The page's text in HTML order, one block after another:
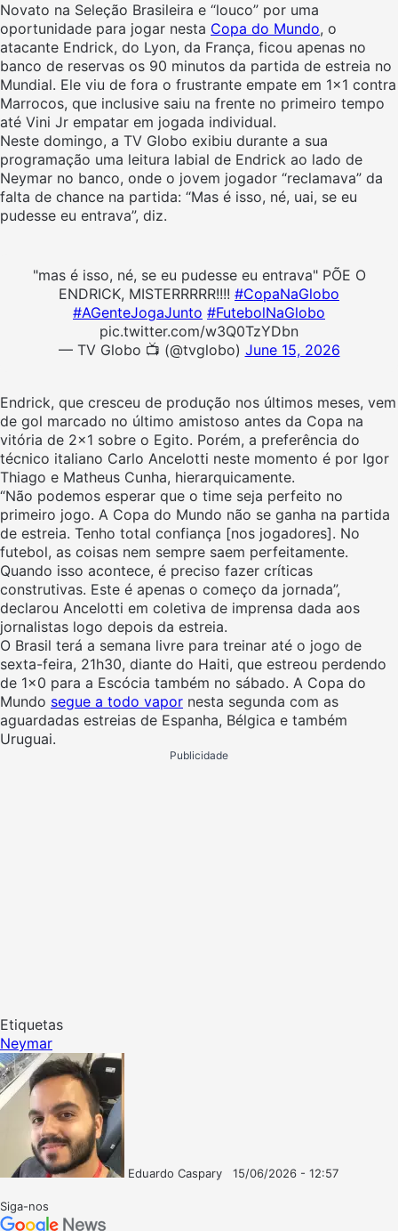
Novato na Seleção Brasileira e “louco” por uma
oportunidade para jogar nesta Copa do Mundo, o
atacante Endrick, do Lyon, da França, ficou apenas no
banco de reservas os 90 minutos da partida de estreia no
Mundial. Ele viu de fora o frustrante empate em 1×1 contra
Marrocos, que inclusive saiu na frente no primeiro tempo
até Vini Jr empatar em jogada individual.
Neste domingo, a TV Globo exibiu durante a sua
programação uma leitura labial de Endrick ao lado de
Neymar no banco, onde o jovem jogador “reclamava” da
falta de chance na partida: “Mas é isso, né, uai, se eu
pudesse eu entrava”, diz.
"mas é isso, né, se eu pudesse eu entrava" PÕE O
ENDRICK, MISTERRRRR!!!! #CopaNaGlobo
#AGenteJogaJunto #FutebolNaGlobo
pic.twitter.com/w3Q0TzYDbn
— TV Globo 📺 (@tvglobo) June 15, 2026
Endrick, que cresceu de produção nos últimos meses, vem
de gol marcado no último amistoso antes da Copa na
vitória de 2×1 sobre o Egito. Porém, a preferência do
técnico italiano Carlo Ancelotti neste momento é por Igor
Thiago e Matheus Cunha, hierarquicamente.
“Não podemos esperar que o time seja perfeito no
primeiro jogo. A Copa do Mundo não se ganha na partida
de estreia. Tenho total confiança [nos jogadores]. No
futebol, as coisas nem sempre saem perfeitamente.
Quando isso acontece, é preciso fazer críticas
construtivas. Este é apenas o começo da jornada”,
declarou Ancelotti em coletiva de imprensa dada aos
jornalistas logo depois da estreia.
O Brasil terá a semana livre para treinar até o jogo de
sexta-feira, 21h30, diante do Haiti, que estreou perdendo
de 1×0 para a Escócia também no sábado. A Copa do
Mundo segue a todo vapor nesta segunda com as
aguardadas estreias de Espanha, Bélgica e também
Uruguai.
Publicidade
Etiquetas
Neymar
Eduardo Caspary
15/06/2026 - 12:57
Siga-nos